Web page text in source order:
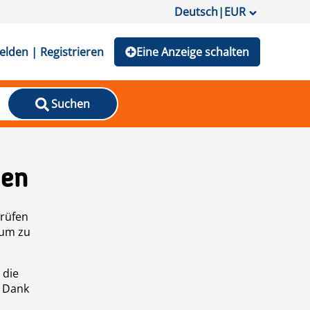
Deutsch|EUR
| Registrieren Eine Anzeige schalten
Suchen
zu
die